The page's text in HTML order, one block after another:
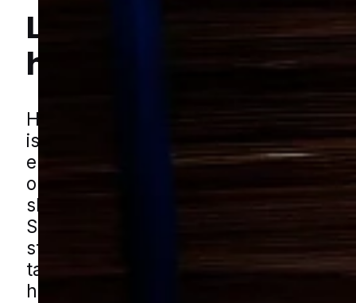
Lokal bekæmpelse
hvepse
i Brejning
Hvepse kan hurtigt gøre udeliv
især når de bygger rede tæt på
enkelt rede kan give mange flyvende
omkring mad, søde drikke og skrald,
skaber utryghed for både børn og
Samtidig kan det være svært at
stort problemet er, før aktiviteten
tager fart, så mange ender med at
handlingen alt for længe.
Hej! Hvordan kan jeg hjælpe dig? Har du nogen spørgsmål?